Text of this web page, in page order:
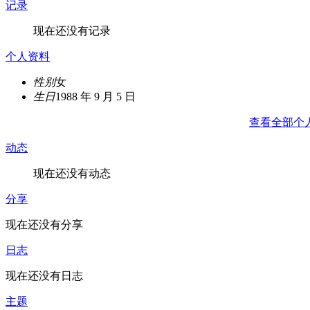
记录
现在还没有记录
个人资料
性别女
生日1988 年 9 月 5 日
查看全部个
动态
现在还没有动态
分享
现在还没有分享
日志
现在还没有日志
主题